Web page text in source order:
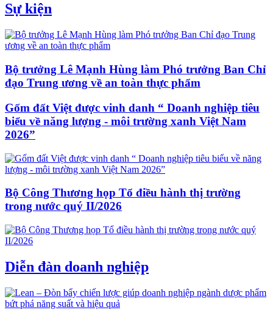
Sự kiện
Bộ trưởng Lê Mạnh Hùng làm Phó trưởng Ban Chỉ
đạo Trung ương về an toàn thực phẩm
Gốm đất Việt được vinh danh “ Doanh nghiệp tiêu
biểu về năng lượng - môi trường xanh Việt Nam
2026”
Bộ Công Thương họp Tổ điều hành thị trường
trong nước quý II/2026
Diễn đàn doanh nghiệp